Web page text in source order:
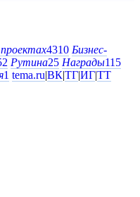
4310 Бизнес-
Рутина25 Награды115
1 tema.ru|ВК|ТГ|ИГ|ТТ